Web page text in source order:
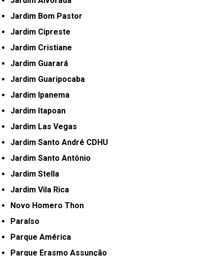
Jardim Bom Pastor
Jardim Cipreste
Jardim Cristiane
Jardim Guarará
Jardim Guaripocaba
Jardim Ipanema
Jardim Itapoan
Jardim Las Vegas
Jardim Santo André CDHU
Jardim Santo Antônio
Jardim Stella
Jardim Vila Rica
Novo Homero Thon
Paraíso
Parque América
Parque Erasmo Assunção